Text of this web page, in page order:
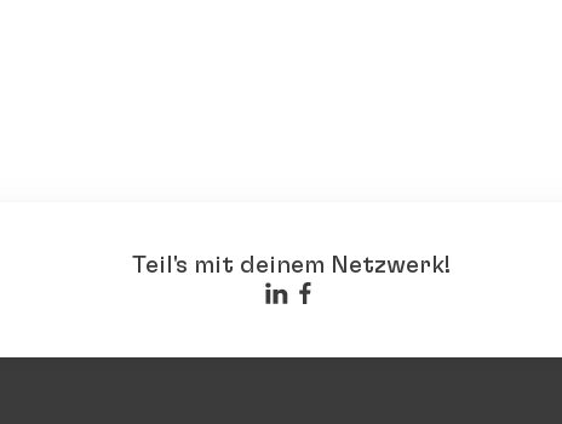
Teil's mit deinem Netzwerk!